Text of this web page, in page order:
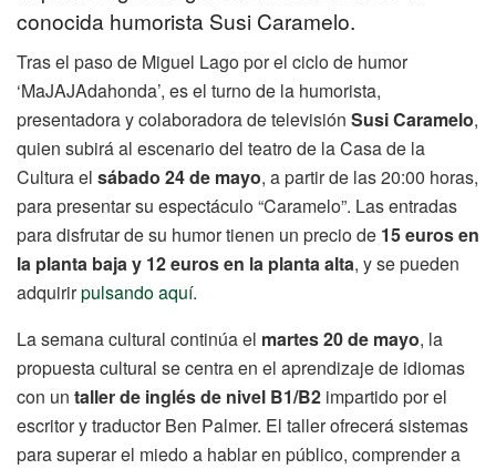
conocida humorista Susi Caramelo.
Tras el paso de Miguel Lago por el ciclo de humor
‘MaJAJAdahonda’, es el turno de la humorista,
presentadora y colaboradora de televisión Susi Caramelo,
quien subirá al escenario del teatro de la Casa de la
Cultura el sábado 24 de mayo, a partir de las 20:00 horas,
para presentar su espectáculo “Caramelo”. Las entradas
para disfrutar de su humor tienen un precio de 15 euros en
la planta baja y 12 euros en la planta alta, y se pueden
adquirirpulsando aquí.
La semana cultural continúa el martes 20 de mayo, la
propuesta cultural se centra en el aprendizaje de idiomas
con un taller de inglés de nivel B1/B2 impartido por el
escritor y traductor Ben Palmer. El taller ofrecerá sistemas
para superar el miedo a hablar en público, comprender a